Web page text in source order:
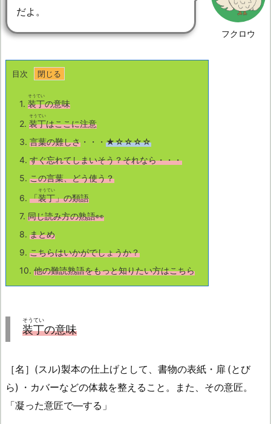
フクロウ
だよ。
目次
1. 装丁
そうてい
の意味
2. 装丁
そうてい
はここに注意
3. 言葉の難しさ ・・・ ★☆☆☆☆
4. すぐ忘れてしまいそう？それなら・・・
5. この言葉、どう使う？
6. 「装丁
そうてい
」の類語
7. 同じ読み方の熟語👀
8. まとめ
9. こちらはいかがでしょうか？
10. 他の難読熟語をもっと知りたい方はこちら
装丁
そうてい
の意味
［名］(スル)製本の仕上げとして、書物の表紙・扉 (とび
ら) ・カバーなどの体裁を整えること。また、その意匠。
「凝った意匠で―する」